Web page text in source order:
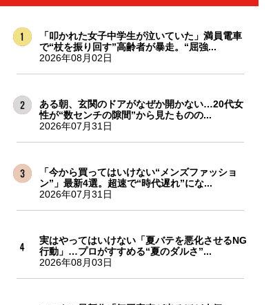
「叩かれた女子中学生が泣いていた」満員電車
で“杖を振り回す”高齢者が暴走。“屈強...
2026年08月02日
ある朝、玄関のドアがなぜか開かない…20代女
性が“数センチの隙間”から見たものの...
2026年07月31日
「今から買ってはいけない“メンズファッショ
ン”」最新4選。超速で“時代遅れ”にな...
2026年07月31日
実はやってはいけない「夏バテを悪化させるNG
行動」…プロがすすめる“夏のダルさ”...
2026年08月03日